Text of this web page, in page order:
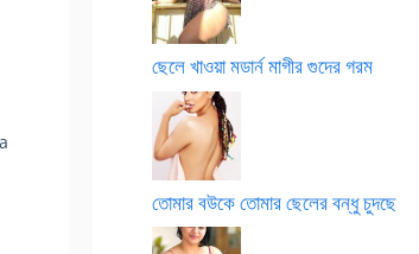
ছেলে খাওয়া মডার্ন মাগীর গুদের গরম
তোমার বউকে তোমার ছেলের বন্ধু চুদছে